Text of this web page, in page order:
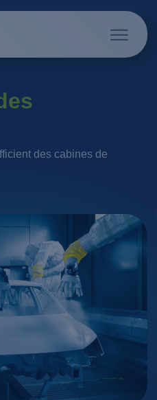
des cabines de